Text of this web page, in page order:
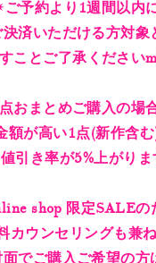
予約より1週間以内
決済いただける方対象
ことご了承ください
おまとめご購入の場
額が高い1点(新作含
引き率が5%上がり
shop 限定SALEの
カウンセリングも兼
面でご購入ご希望の方